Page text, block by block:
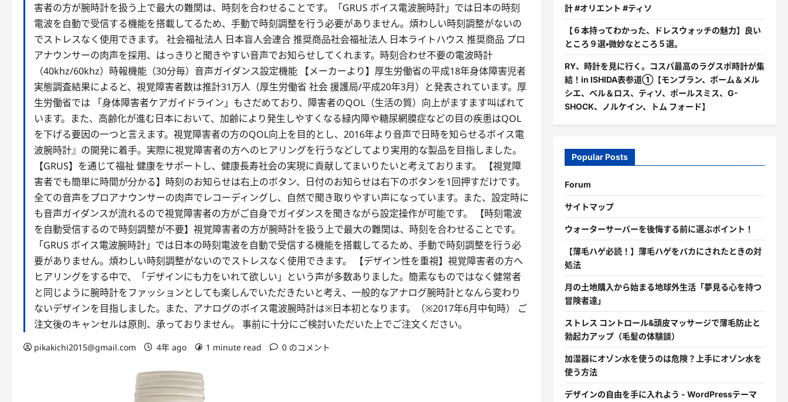
害者の方が腕時計を扱う上で最大の難関は、時刻を合わせることです。「GRUS ボイス電波腕時計」では日本の時刻
電波を自動で受信する機能を搭載してるため、手動で時刻調整を行う必要がありません。煩わしい時刻調整がないの
でストレスなく使用できます。 社会福祉法人 日本盲人会連合 推奨商品社会福祉法人 日本ライトハウス 推奨商品 プロ
アナウンサーの肉声を採用、はっきりと聞きやすい音声でお知らせしてくれます。時刻合わせ不要の電波時計
（40khz/60khz）時報機能（30分毎）音声ガイダンス設定機能 【メーカーより】厚生労働省の平成18年身体障害児者
実態調査結果によると、視覚障害者数は推計31万人（厚生労働省 社会 援護局/平成20年3月）と発表されています。厚
生労働省では 「身体障害者ケアガイドライン」もさだめており、障害者のQOL（生活の質）向上がますます叫ばれて
います。また、高齢化が進む日本において、加齢により発生しやすくなる緑内障や糖尿網膜症などの目の疾患はQOL
を下げる要因の一つと言えます。視覚障害者の方のQOL向上を目的とし、2016年より音声で日時を知らせるボイス電
波腕時計』の開発に着手。実際に視覚障害者の方へのヒアリングを行うなどしてより実用的な製品を目指しました。
【GRUS】を通じて福祉 健康をサポートし、健康長寿社会の実現に貢献してまいりたいと考えております。 【視覚障
害者でも簡単に時間が分かる】時刻のお知らせは右上のボタン、日付のお知らせは右下のボタンを1回押すだけです。
全ての音声をプロアナウンサーの肉声でレコーディングし、自然で聞き取りやすい声になっています。また、設定時に
も音声ガイダンスが流れるので視覚障害者の方がご自身でガイダンスを聞きながら設定操作が可能です。 【時刻電波
を自動受信するので時刻調整が不要】視覚障害者の方が腕時計を扱う上で最大の難関は、時刻を合わせることです。
「GRUS ボイス電波腕時計」では日本の時刻電波を自動で受信する機能を搭載してるため、手動で時刻調整を行う必
要がありません。煩わしい時刻調整がないのでストレスなく使用できます。 【デザイン性を重視】視覚障害者の方へ
ヒアリングをする中で、「デザインにも力をいれて欲しい」という声が多数ありました。簡素なものではなく健常者
と同じように腕時計をファッションとしても楽しんでいただきたいと考え、一般的なアナログ腕時計となんら変わり
ないデザインを目指しました。また、アナログのボイス電波腕時計は※日本初となります。（※2017年6月中旬時） ご
注文後のキャンセルは原則、承っておりません。 事前に十分にご検討いただいた上でご注文ください。
pikakichi2015@gmail.com 4年 ago 1 minute read 0 のコメント
計 #オリエント #ティソ
【６本持ってわかった、ドレスウォッチの魅力】良い
ところ９選・微妙なところ５選。
RY、時計を見に行く。コスパ最高のラグスポ時計が集
結！in ISHIDA表参道①【モンブラン、ボーム＆メル
シエ、ベル＆ロス、ティソ、ポールスミス、G-
SHOCK、ノルケイン、トム フォード】
Popular Posts
Forum
サイトマップ
ウォーターサーバーを後悔する前に選ぶポイント！
【薄毛ハゲ必読！】薄毛ハゲをバカにされたときの対
処法
月の土地購入から始まる地球外生活「夢見る心を持つ
冒険者達」
ストレス コントロール&頭皮マッサージで薄毛防止と
勃起力アップ（毛髪の体験談）
加湿器にオゾン水を使うのは危険？上手にオゾン水を
使う方法
デザインの自由を手に入れよう - WordPressテーマ